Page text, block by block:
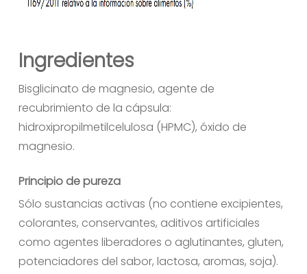
Ingredientes
Bisglicinato de magnesio, agente de
recubrimiento de la cápsula:
hidroxipropilmetilcelulosa (HPMC), óxido de
magnesio.
Principio de pureza
Sólo sustancias activas (no contiene excipientes,
colorantes, conservantes, aditivos artificiales
como agentes liberadores o aglutinantes, gluten,
potenciadores del sabor, lactosa, aromas, soja).